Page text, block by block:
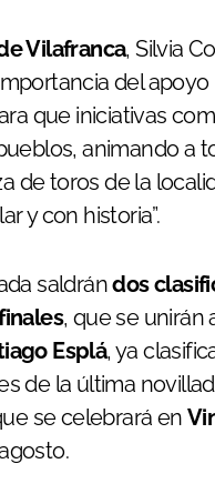
Vilafranca, Silvia
del apoyo
que iniciativas
animando a
de toros de la
y con historia”.
saldrándos
, que se unirán
Esplá, ya
de la última
se celebrará en